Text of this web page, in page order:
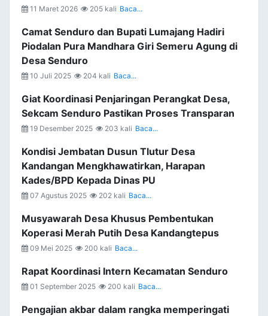
11 Maret 2026 205 kali Baca...
Camat Senduro dan Bupati Lumajang Hadiri
Piodalan Pura Mandhara Giri Semeru Agung di
Desa Senduro
10 Juli 2025 204 kali Baca...
Giat Koordinasi Penjaringan Perangkat Desa,
Sekcam Senduro Pastikan Proses Transparan
19 Desember 2025 203 kali Baca...
Kondisi Jembatan Dusun Tlutur Desa
Kandangan Mengkhawatirkan, Harapan
Kades/BPD Kepada Dinas PU
07 Agustus 2025 202 kali Baca...
Musyawarah Desa Khusus Pembentukan
Koperasi Merah Putih Desa Kandangtepus
09 Mei 2025 200 kali Baca...
Rapat Koordinasi Intern Kecamatan Senduro
01 September 2025 200 kali Baca...
Pengajian akbar dalam rangka memperingati